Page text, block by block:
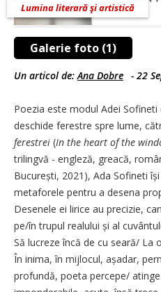
Galerie foto (1)
Lumina literară şi artistică
Un articol de:Ana Dobre - 22
Poezia este modul Adei
deschide ferestre spre lume,
ferestrei (In the heart of the
trilingvă - engleză, greacă,
București, 2021), Ada Sofineti
metaforele pentru a desena
Desenele ei lirice au precizie,
pe/în trupul realului și al
Să lucreze încă de cu seară/ La
În inima, în mijlocul, așadar,
profundă, poeta percepe/